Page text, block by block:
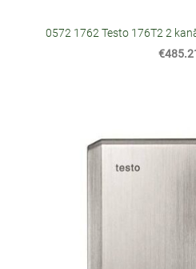
0572 1762 Testo 176T2 2